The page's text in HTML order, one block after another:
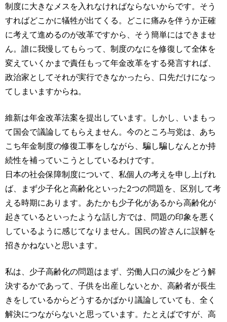
制度に大きなメスを入れなければならないからです。そう
すればどこかに犠牲が出てくる。どこに痛みを伴うか正確
に考えて進めるのが改革ですから、そう簡単にはできませ
ん。誰に我慢してもらって、制度のなにを修復して全体を
変えていくかまで責任もって年金改革をする発言すれば、
政治家としてそれが実行できなかったら、口先だけになっ
てしまいますからね。
維新は年金改革法案を提出しています。しかし、いまもっ
て国会で議論してもらえません。今のところ与党は、あち
こち年金制度の修復工事をしながら、騙し騙しなんとか持
続性を補っていこうとしているわけです。
日本の社会保障制度について、私個人の考えを申し上げれ
ば、まず少子化と高齢化といった2つの問題を、区別して考
える時期にあります。あたかも少子化があるから高齢化が
起きているといったような話し方では、問題の印象を悪く
しているように感じてなりません。国民の皆さんに誤解を
招きかねないと思います。
私は、少子高齢化の問題はまず、労働人口の減少をどう解
決するかであって、子供を出産しないとか、高齢者が長生
きをしているからどうするかばかり議論していても、全く
解決につながらないと思っています。たとえばですが、高